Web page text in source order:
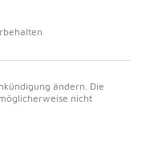
ändern. Die
nicht